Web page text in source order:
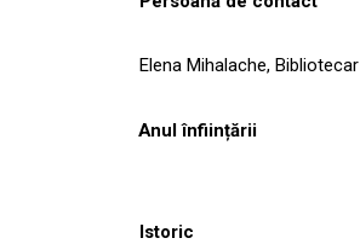
Elena Mihalache, Bibliotecar
Anul înființării
Istoric